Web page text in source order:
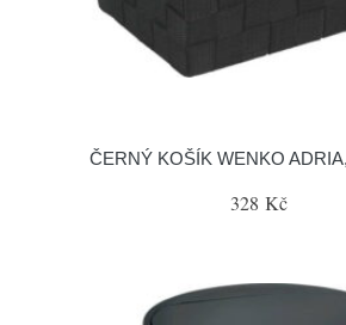
ČERNÝ KOŠÍK WENKO
328 Kč